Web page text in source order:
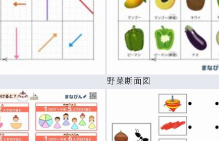
野菜断面図